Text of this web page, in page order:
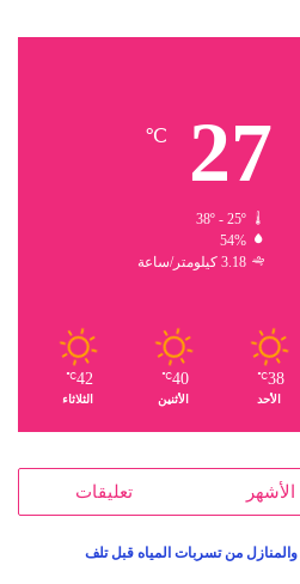
27
℃
38º - 25º
54%
3.18 كيلومتر/ساعة
38
℃
الأحد
40
℃
الأثنين
42
℃
الثلاثاء
الأشهر تعليقات
والمنازل من تسربات المياه قبل تلف